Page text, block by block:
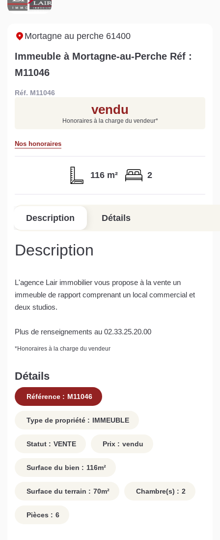
maison à Mortagne-au-
Estimez votre bien en ligne.
en quelques clics.
Mortagne au perche 61400
Immeuble à Mortagne-au-Perche Réf :
M11046
Réf. M11046
vendu
Honoraires à la charge du vendeur*
Nos honoraires
116 m² 2
Description Détails
Description
L'agence Lair immobilier vous propose à la vente un
immeuble de rapport comprenant un local commercial et
deux studios.
Plus de renseignements au 02.33.25.20.00
*Honoraires à la charge du vendeur
Détails
Référence : M11046
Type de propriété : IMMEUBLE
Statut : VENTE Prix : vendu
Surface du bien : 116m²
Surface du terrain : 70m² Chambre(s) : 2
Pièces : 6